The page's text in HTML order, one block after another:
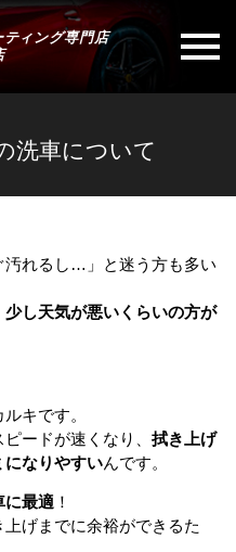
ティング専門店
洗車について
汚れるし…」と迷う方も多い
し天気が悪いくらいの方が
キです。
ードが速くなり、 拭き上げ
になりやすいんです。
に最適 ！
げまでに余裕ができるた